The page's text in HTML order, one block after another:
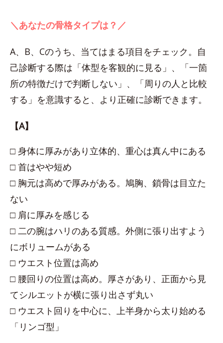
＼あなたの骨格タイプは？／
A、B、Cのうち、当てはまる項目をチェック。自
己診断する際は「体型を客観的に見る」、「一箇
所の特徴だけで判断しない」、「周りの人と比較
する」を意識すると、より正確に診断できます。
【A】
□ 身体に厚みがあり立体的、重心は真ん中にある
□ 首はやや短め
□ 胸元は高めで厚みがある。鳩胸、鎖骨は目立た
ない
□ 肩に厚みを感じる
□ 二の腕はハリのある質感。外側に張り出すよう
にボリュームがある
□ ウエスト位置は高め
□ 腰回りの位置は高め。厚さがあり、正面から見
てシルエットが横に張り出さず丸い
□ ウエスト回りを中心に、上半身から太り始める
「リンゴ型」